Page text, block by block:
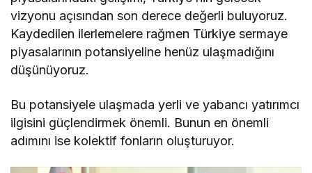
vizyonu açısından son derece değerli buluyoruz.
Kaydedilen ilerlemelere rağmen Türkiye sermaye
piyasalarının potansiyeline henüz ulaşmadığını
düşünüyoruz.
Bu potansiyele ulaşmada yerli ve yabancı yatırımcı
ilgisini güçlendirmek önemli. Bunun en önemli
adımını ise kolektif fonların oluşturuyor.